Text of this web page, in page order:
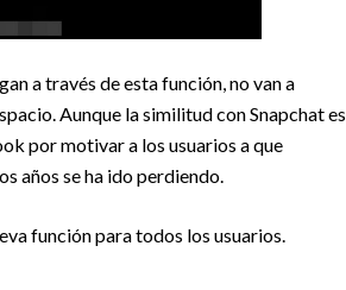
a través de esta función, no van a
Aunque la similitud con Snapchat es
por motivar a los usuarios a que
años se ha ido perdiendo.
función para todos los usuarios.